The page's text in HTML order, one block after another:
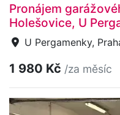
Pronájem
Holešovice, U
U Pergamenky,
1 980 Kč /za měsíc